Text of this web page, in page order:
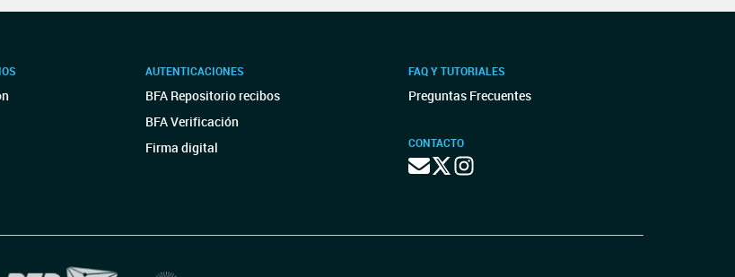
AUTENTICACIONES
BFA Repositorio recibos
BFA Verificación
Firma digital
FAQ Y TUTORIALES
Preguntas Frecuentes
CONTACTO